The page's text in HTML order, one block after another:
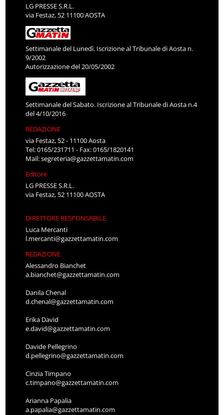
LG PRESSE S.R.L.
via Festaz, 52 11100 AOSTA
Settimanale del Lunedì. Iscrizione al Tribunale di Aosta n.
9/2002
Autorizzazione del 20/05/2002
Settimanale del Sabato. Iscrizione al Tribunale di Aosta n.4
del 4/10/2016
REDAZIONE
via Festaz, 52 - 11100 Aosta
Tel: 0165/231711 - Fax: 0165/1820141
Mail:segreteria@gazzettamatin.com
Editore
LG PRESSE S.R.L.
via Festaz, 52 11100 AOSTA
DIRETTORE RESPONSABILE
Luca Mercanti
l.mercanti@gazzettamatin.com
REDAZIONE
Alessandro Bianchet
a.bianchet@gazzettamatin.com
Danila Chenal
d.chenal@gazzettamatin.com
Erika David
e.david@gazzettamatin.com
Davide Pellegrino
d.pellegrino@gazzettamatin.com
Cinzia Timpano
c.timpano@gazzettamatin.com
Arianna Papalia
a.papalia@gazzettamatin.com